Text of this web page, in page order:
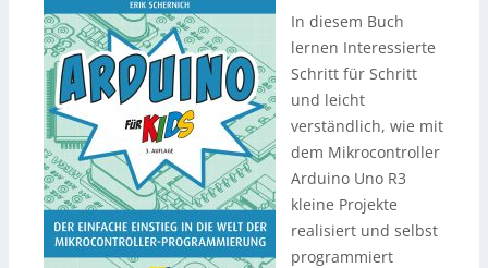
In diesem Buch
lernen Interessierte
Schritt für Schritt
und leicht
verständlich, wie mit
dem Mikrocontroller
Arduino Uno R3
kleine Projekte
realisiert und selbst
programmiert